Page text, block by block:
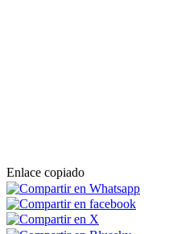
Enlace copiado